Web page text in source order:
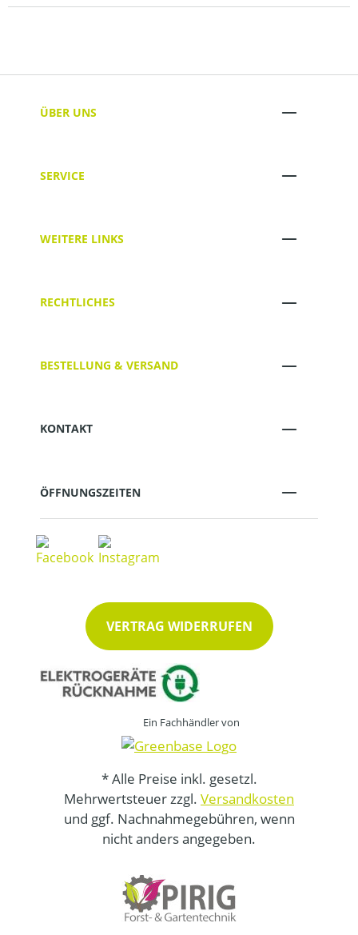
ÜBER UNS
SERVICE
WEITERE LINKS
RECHTLICHES
BESTELLUNG & VERSAND
KONTAKT
ÖFFNUNGSZEITEN
VERTRAG WIDERRUFEN
Ein Fachhändler von
* Alle Preise inkl. gesetzl.
Mehrwertsteuer zzgl. Versandkosten
und ggf. Nachnahmegebühren, wenn
nicht anders angegeben.